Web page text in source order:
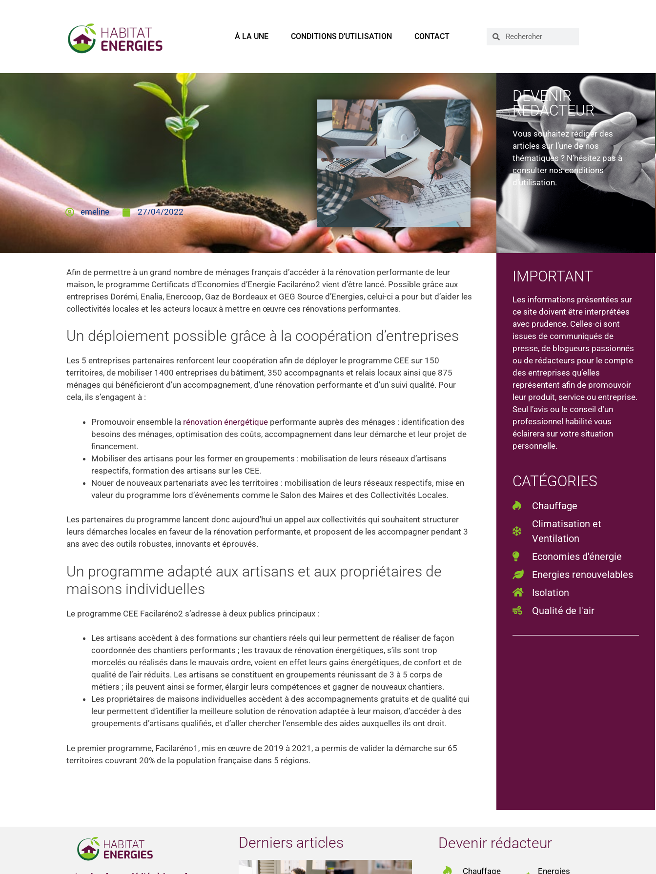
À LA UNE CONDITIONS D’UTILISATION CONTACT
emeline 27/04/2022
DEVENIR
REDACTEUR
Vous souhaitez rédiger des
articles sur l’une de nos
thématiques ? N’hésitez pas à
consulter nos conditions
d’utilisation.
Afin de permettre à un grand nombre de ménages français d’accéder à la rénovation performante de leur
maison, le programme Certificats d’Economies d’Energie Facilaréno2 vient d’être lancé. Possible grâce aux
entreprises Dorémi, Enalia, Enercoop, Gaz de Bordeaux et GEG Source d’Energies, celui-ci a pour but d’aider les
collectivités locales et les acteurs locaux à mettre en œuvre ces rénovations performantes.
Un déploiement possible grâce à la coopération d’entreprises
Les 5 entreprises partenaires renforcent leur coopération afin de déployer le programme CEE sur 150
territoires, de mobiliser 1400 entreprises du bâtiment, 350 accompagnants et relais locaux ainsi que 875
ménages qui bénéficieront d’un accompagnement, d’une rénovation performante et d’un suivi qualité. Pour
cela, ils s’engagent à :
Promouvoir ensemble la rénovation énergétique performante auprès des ménages : identification des
besoins des ménages, optimisation des coûts, accompagnement dans leur démarche et leur projet de
financement.
Mobiliser des artisans pour les former en groupements : mobilisation de leurs réseaux d’artisans
respectifs, formation des artisans sur les CEE.
Nouer de nouveaux partenariats avec les territoires : mobilisation de leurs réseaux respectifs, mise en
valeur du programme lors d’événements comme le Salon des Maires et des Collectivités Locales.
Les partenaires du programme lancent donc aujourd’hui un appel aux collectivités qui souhaitent structurer
leurs démarches locales en faveur de la rénovation performante, et proposent de les accompagner pendant 3
ans avec des outils robustes, innovants et éprouvés.
Un programme adapté aux artisans et aux propriétaires de
maisons individuelles
Le programme CEE Facilaréno2 s’adresse à deux publics principaux :
Les artisans accèdent à des formations sur chantiers réels qui leur permettent de réaliser de façon
coordonnée des chantiers performants ; les travaux de rénovation énergétiques, s’ils sont trop
morcelés ou réalisés dans le mauvais ordre, voient en effet leurs gains énergétiques, de confort et de
qualité de l’air réduits. Les artisans se constituent en groupements réunissant de 3 à 5 corps de
métiers ; ils peuvent ainsi se former, élargir leurs compétences et gagner de nouveaux chantiers.
Les propriétaires de maisons individuelles accèdent à des accompagnements gratuits et de qualité qui
leur permettent d’identifier la meilleure solution de rénovation adaptée à leur maison, d’accéder à des
groupements d’artisans qualifiés, et d’aller chercher l’ensemble des aides auxquelles ils ont droit.
Le premier programme, Facilaréno1, mis en œuvre de 2019 à 2021, a permis de valider la démarche sur 65
territoires couvrant 20% de la population française dans 5 régions.
IMPORTANT
Les informations présentées sur
ce site doivent être interprétées
avec prudence. Celles-ci sont
issues de communiqués de
presse, de blogueurs passionnés
ou de rédacteurs pour le compte
des entreprises qu’elles
représentent afin de promouvoir
leur produit, service ou entreprise.
Seul l’avis ou le conseil d’un
professionnel habilité vous
éclairera sur votre situation
personnelle.
CATÉGORIES
Chauffage
Climatisation et
Ventilation
Economies d'énergie
Energies renouvelables
Isolation
Qualité de l'air
Derniers articles Devenir rédacteur
Chauffage Energies